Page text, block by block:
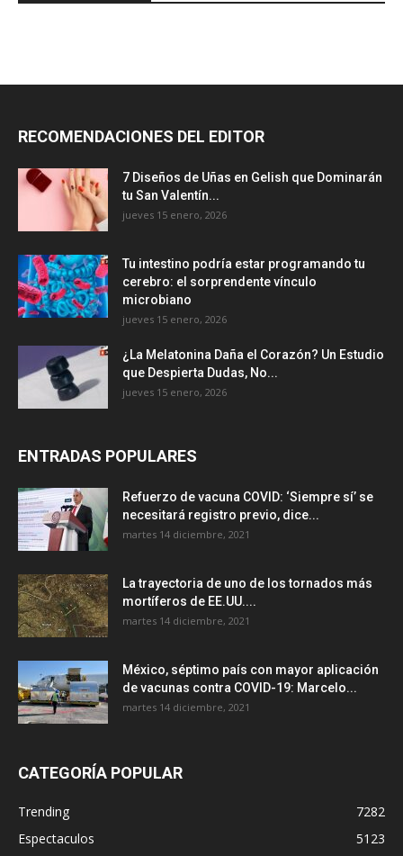
RECOMENDACIONES DEL EDITOR
7 Diseños de Uñas en Gelish que Dominarán
tu San Valentín...
jueves 15 enero, 2026
Tu intestino podría estar programando tu
cerebro: el sorprendente vínculo
microbiano
jueves 15 enero, 2026
¿La Melatonina Daña el Corazón? Un Estudio
que Despierta Dudas, No...
jueves 15 enero, 2026
ENTRADAS POPULARES
Refuerzo de vacuna COVID: ‘Siempre sí’ se
necesitará registro previo, dice...
martes 14 diciembre, 2021
La trayectoria de uno de los tornados más
mortíferos de EE.UU....
martes 14 diciembre, 2021
México, séptimo país con mayor aplicación
de vacunas contra COVID-19: Marcelo...
martes 14 diciembre, 2021
CATEGORÍA POPULAR
Trending
7282
Espectaculos
5123